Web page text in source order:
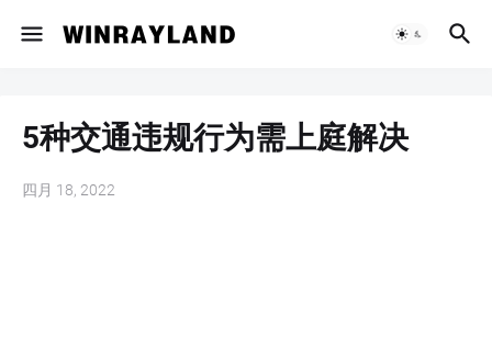
5种交通违规行为需上庭解决
四月 18, 2022